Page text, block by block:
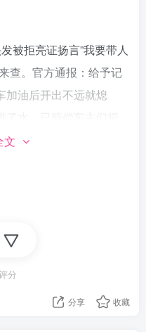
被拒亮证扬言”我要带人
查。官方通报：给予记
加油后开出不远就熄
；安徽铜陵两小学生徒
器官异种体内培育案
文
分
分享 收藏